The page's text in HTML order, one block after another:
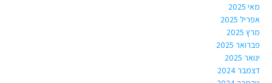
מאי 2025
אפריל 2025
מרץ 2025
פברואר 2025
ינואר 2025
דצמבר 2024